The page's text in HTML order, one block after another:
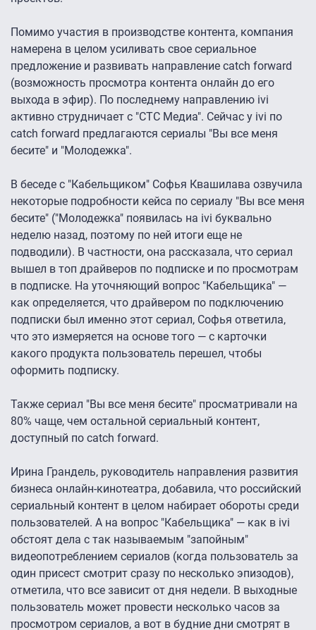
Помимо участия в производстве контента, компания
намерена в целом усиливать свое сериальное
предложение и развивать направление catch forward
(возможность просмотра контента онлайн до его
выхода в эфир). По последнему направлению ivi
активно струдничает с "СТС Медиа". Сейчас у ivi по
catch forward предлагаются сериалы "Вы все меня
бесите" и "Молодежка".
В беседе с "Кабельщиком" Софья Квашилава озвучила
некоторые подробности кейса по сериалу "Вы все меня
бесите" ("Молодежка" появилась на ivi буквально
неделю назад, поэтому по ней итоги еще не
подводили). В частности, она рассказала, что сериал
вышел в топ драйверов по подписке и по просмотрам
в подписке. На уточняющий вопрос "Кабельщика" —
как определяется, что драйвером по подключению
подписки был именно этот сериал, Софья ответила,
что это измеряется на основе того — с карточки
какого продукта пользователь перешел, чтобы
оформить подписку.
Также сериал "Вы все меня бесите" просматривали на
80% чаще, чем остальной сериальный контент,
доступный по catch forward.
Ирина Грандель, руководитель направления развития
бизнеса онлайн-кинотеатра, добавила, что российский
сериальный контент в целом набирает обороты среди
пользователей. А на вопрос "Кабельщика" — как в ivi
обстоят дела с так называемым "запойным"
видеопотреблением сериалов (когда пользователь за
один присест смотрит сразу по несколько эпизодов),
отметила, что все зависит от дня недели. В выходные
пользователь может провести несколько часов за
просмотром сериалов, а вот в будние дни смотрят в